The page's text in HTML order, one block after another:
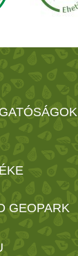
GEOPARK